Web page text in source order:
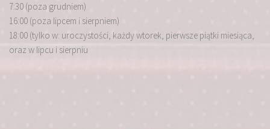
7:30 (poza grudniem)
16:00 (poza lipcem i sierpniem)
18:00 (tylko w: uroczystości, każdy wtorek, pierwsze piątki miesiąca,
oraz w lipcu i sierpniu